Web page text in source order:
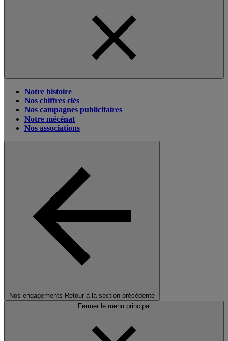
Notre histoire
Nos chiffres clés
Nos campagnes publicitaires
Notre mécénat
Nos associations
Nos engagements Retour à la section précédente
Fermer le menu principal